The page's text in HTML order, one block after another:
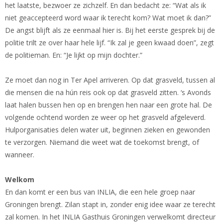
het laatste, bezwoer ze zichzelf. En dan bedacht ze: “Wat als ik
niet geaccepteerd word waar ik terecht kom? Wat moet ik dan?”
De angst blijft als ze eenmaal hier is. Bij het eerste gesprek bij de
politie trilt ze over haar hele lijf. “Ik zal je geen kwaad doen”, zegt
de politieman. En: “Je lijkt op mijn dochter.”
Ze moet dan nog in Ter Apel arriveren. Op dat grasveld, tussen al
die mensen die na hún reis ook op dat grasveld zitten. ‘s Avonds
laat halen bussen hen op en brengen hen naar een grote hal. De
volgende ochtend worden ze weer op het grasveld afgeleverd.
Hulporganisaties delen water uit, beginnen zieken en gewonden
te verzorgen. Niemand die weet wat de toekomst brengt, of
wanneer.
Welkom
En dan komt er een bus van INLIA, die een hele groep naar
Groningen brengt. Zilan stapt in, zonder enig idee waar ze terecht
zal komen. In het INLIA Gasthuis Groningen verwelkomt directeur